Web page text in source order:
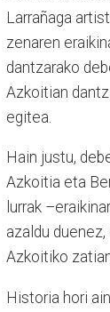
Larrañaga
zenaren
dantzarako
Azkoitian
egitea.
Hain justu,
Azkoitia eta
lurrak
azaldu
Azkoitiko
Historia hori